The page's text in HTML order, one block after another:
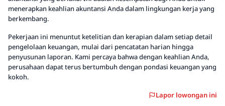
menerapkan keahlian akuntansi Anda dalam lingkungan kerja yang
berkembang.
Pekerjaan ini menuntut ketelitian dan kerapian dalam setiap detail
pengelolaan keuangan, mulai dari pencatatan harian hingga
penyusunan laporan. Kami percaya bahwa dengan keahlian Anda,
perusahaan dapat terus bertumbuh dengan pondasi keuangan yang
kokoh.
Lapor lowongan ini